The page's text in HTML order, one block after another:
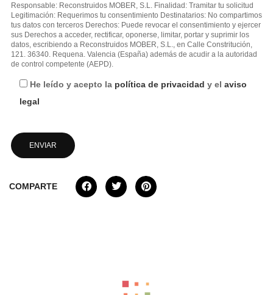
Responsable: Reconstruidos MOBER, S.L. Finalidad: Tramitar tu solicitud
Legitimación: Requerimos tu consentimiento Destinatarios: No compartimos
tus datos con terceros Derechos: Puede revocar el consentimiento y ejercer
sus Derechos a acceder, rectificar, oponerse, limitar, portar y suprimir los
datos, escribiendo a Reconstruidos MOBER, S.L., en Calle Constritución,
121. 36340. Requena. Valencia (España) además de acudir a la autoridad
de control competente (AEPD).
He leído y acepto la política de privacidad y el aviso
legal
COMPARTE